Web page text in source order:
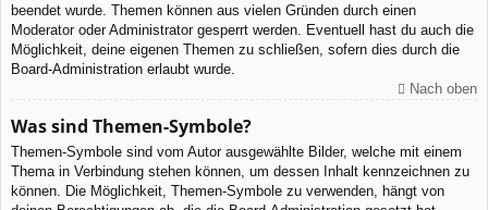
beendet wurde. Themen können aus vielen Gründen durch einen
Moderator oder Administrator gesperrt werden. Eventuell hast du auch die
Möglichkeit, deine eigenen Themen zu schließen, sofern dies durch die
Board-Administration erlaubt wurde.
Nach oben
Was sind Themen-Symbole?
Themen-Symbole sind vom Autor ausgewählte Bilder, welche mit einem
Thema in Verbindung stehen können, um dessen Inhalt kennzeichnen zu
können. Die Möglichkeit, Themen-Symbole zu verwenden, hängt von